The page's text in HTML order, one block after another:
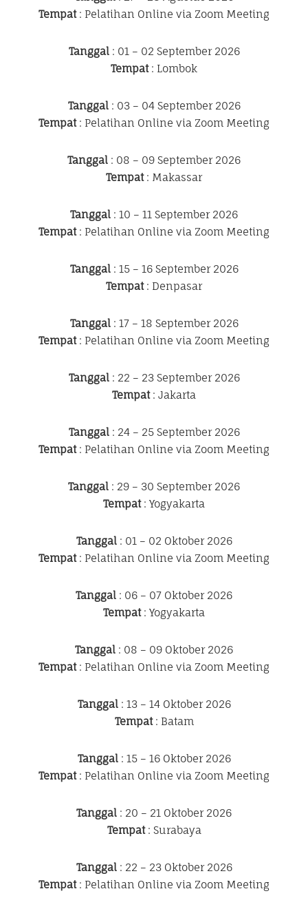
Tempat: Pelatihan Online via Zoom Meeting
Tanggal: 01 – 02 September 2026
Tempat: Lombok
Tanggal: 03 – 04 September 2026
Tempat: Pelatihan Online via Zoom Meeting
Tanggal : 08 – 09 September 2026
Tempat: Makassar
Tanggal : 10 – 11 September 2026
Tempat: Pelatihan Online via Zoom Meeting
Tanggal: 15 – 16 September 2026
Tempat: Denpasar
Tanggal: 17 – 18 September 2026
Tempat: Pelatihan Online via Zoom Meeting
Tanggal: 22 – 23 September 2026
Tempat: Jakarta
Tanggal: 24 – 25 September 2026
Tempat: Pelatihan Online via Zoom Meeting
Tanggal : 29 – 30 September 2026
Tempat: Yogyakarta
Tanggal: 01 – 02 Oktober 2026
Tempat: Pelatihan Online via Zoom Meeting
Tanggal : 06 – 07 Oktober 2026
Tempat: Yogyakarta
Tanggal : 08 – 09 Oktober 2026
Tempat: Pelatihan Online via Zoom Meeting
Tanggal: 13 – 14 Oktober 2026
Tempat: Batam
Tanggal: 15 – 16 Oktober 2026
Tempat: Pelatihan Online via Zoom Meeting
Tanggal : 20 – 21 Oktober 2026
Tempat: Surabaya
Tanggal: 22 – 23 Oktober 2026
Tempat: Pelatihan Online via Zoom Meeting